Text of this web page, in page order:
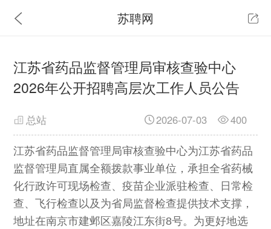
苏聘网
江苏省药品监督管理局审核查验中心
2026年公开招聘高层次工作人员公告
总站 400
2026-07-03
江苏省药品监督管理局审核查验中心为江苏省药品
监督管理局直属全额拨款事业单位，承担全省药械
化行政许可现场检查、疫苗企业派驻检查、日常检
查、飞行检查以及为省局监督检查提供技术支撑，
地址在南京市建邺区嘉陵江东街8号。为更好地选